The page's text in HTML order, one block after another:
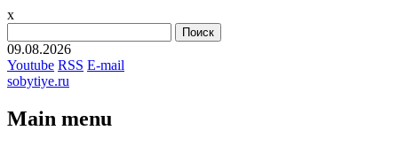
x
09.08.2026
Youtube RSS E-mail
sobytiye.ru
Main menu